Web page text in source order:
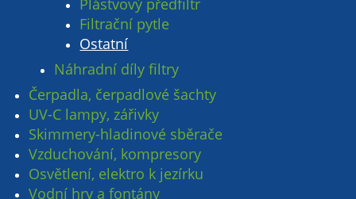
Plástvový předfiltr
Filtrační pytle
Ostatní
Náhradní díly filtry
Čerpadla, čerpadlové šachty
UV-C lampy, zářivky
Skimmery-hladinové sběrače
Vzduchování, kompresory
Osvětlení, elektro k jezírku
Vodní hry a fontány